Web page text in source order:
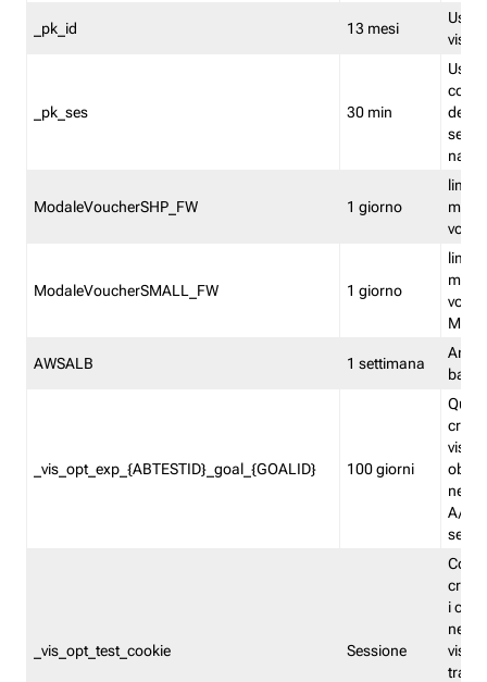
_pk_id 13 mesi
_pk_ses 30 min
ModaleVoucherSHP_FW 1 giorno
ModaleVoucherSMALL_FW 1 giorno
AWSALB 1 settimana
_vis_opt_exp_{ABTESTID}_goal_{GOALID} 100 giorni
nel
A/B.
_vis_opt_test_cookie Sessione
i
nel